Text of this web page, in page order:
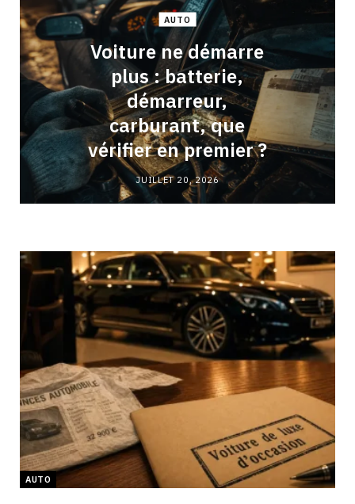
AUTO
Voiture ne démarre
plus : batterie,
démarreur,
carburant, que
vérifier en premier ?
JUILLET 20, 2026
AUTO